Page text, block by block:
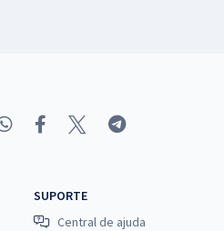
SUPORTE
Central de ajuda